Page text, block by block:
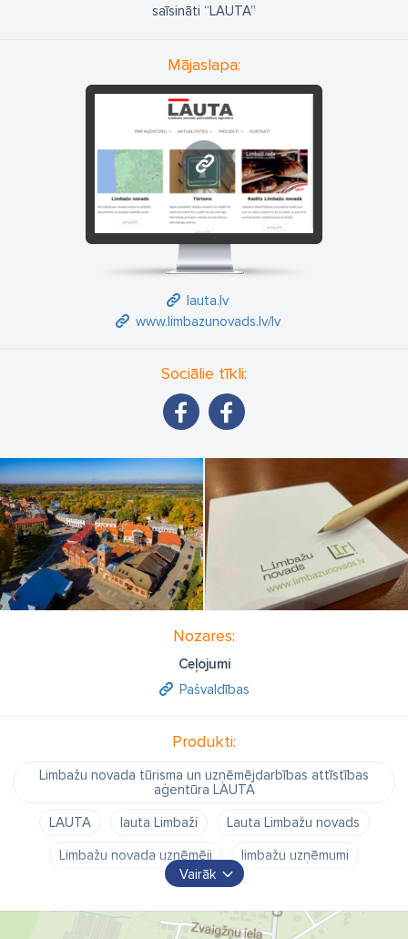
saīsināti “LAUTA”
Mājaslapa:
lauta.lv
lauta.lv
www.limbazunovads.lv/lv
Sociālie tīkli:
Nozares:
Ceļojumi
Pašvaldības
Produkti:
Limbažu novada tūrisma un uzņēmējdarbības attīstības
aģentūra LAUTA
LAUTA
lauta Limbaži
Lauta Limbažu novads
Limbažu novada uzņēmēji
limbažu uzņēmumi
uzņēmumi limbažu novadā
limbažu novada pašvaldība
tūrisma un uzņēmējdarbības attīstības aģentūra lauta
Vairāk